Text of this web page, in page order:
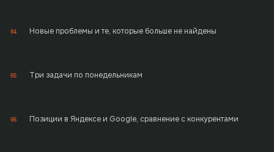
04 Новые проблемы и те, которые больше не найдены
05 Три задачи по понедельникам
06 Позиции в Яндексе и Google, сравнение с конкурентами